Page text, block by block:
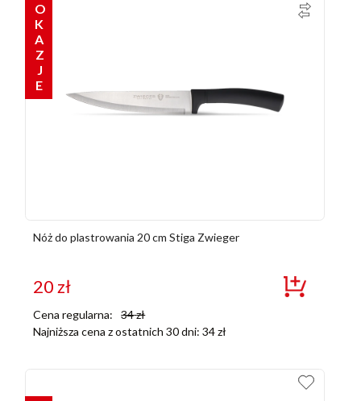
OKAZJE
Nóż do plastrowania 20 cm Stiga Zwieger
20zł
Cena regularna: 34zł
Najniższa cena z ostatnich 30 dni:34zł